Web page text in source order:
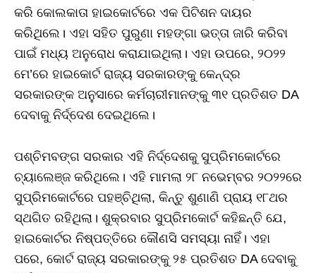
କରି କୋଲକାତା ହାଇକୋର୍ଟରେ ଏକ ପିଟିଶନ ଦାୟର
କରିଥିଲେ। ଏହା ସହିତ ପୁରୁଣା ମହଙ୍ଗା ଭତ୍ତା ଜାରି କରିବା
ପାଇଁ ମଧ୍ୟ ଅନୁରୋଧ କରାଯାଇଥିଲା। ଏହା ଉପରେ, ୨୦୨୨
ମେ’ରେ ହାଇକୋର୍ଟ ରାଜ୍ୟ ସରକାରଙ୍କୁ କେନ୍ଦ୍ର
ସରକାରଙ୍କ ଅନୁସାରେ କର୍ମଚାରୀମାନଙ୍କୁ ୩୧ ପ୍ରତିଶତ DA
ଦେବାକୁ ନିର୍ଦ୍ଦେଶ ଦେଇଥିଲେ।
ପଶ୍ଚିମବଙ୍ଗ ସରକାର ଏହି ନିର୍ଦ୍ଦେଶକୁ ସୁପ୍ରିମକୋର୍ଟରେ
ଚ୍ୟାଲେଞ୍ଜ କରିଥିଲେ। ଏହି ମାମଲା ୨୮ ନଭେମ୍ବର ୨୦୨୨ରେ
ସୁପ୍ରିମକୋର୍ଟରେ ପହଞ୍ଚିଥିଲା, କିନ୍ତୁ ଶୁଣାଣି ପ୍ରାୟ ୧୮ଥର
ସ୍ଥଗିତ ରହିଥିଲା। ଶୁକ୍ରବାର ସୁପ୍ରିମକୋର୍ଟ କହିଛନ୍ତି ଯେ,
ହାଇକୋର୍ଟର ନିଷ୍ପତ୍ତିରେ କୌଣସି ସମସ୍ୟା ନାହିଁ। ଏହା
ପରେ, କୋର୍ଟ ରାଜ୍ୟ ସରକାରଙ୍କୁ ୨୫ ପ୍ରତିଶତ DA ଦେବାକୁ